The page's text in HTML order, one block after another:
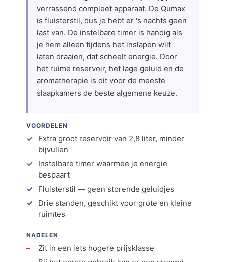
verrassend compleet apparaat. De Qumax
is fluisterstil, dus je hebt er 's nachts geen
last van. De instelbare timer is handig als
je hem alleen tijdens het inslapen wilt
laten draaien, dat scheelt energie. Door
het ruime reservoir, het lage geluid en de
aromatherapie is dit voor de meeste
slaapkamers de beste algemene keuze.
VOORDELEN
Extra groot reservoir van 2,8 liter, minder
bijvullen
Instelbare timer waarmee je energie
bespaart
Fluisterstil — geen storende geluidjes
Drie standen, geschikt voor grote en kleine
ruimtes
NADELEN
Zit in een iets hogere prijsklasse